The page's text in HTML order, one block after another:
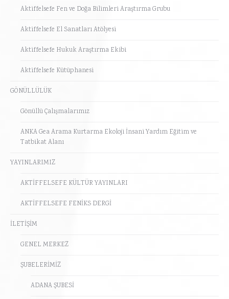
Aktiffelsefe Fen ve Doğa Bilimleri Araştırma Grubu
Aktiffelsefe El Sanatları Atölyesi
Aktiffelsefe Hukuk Araştırma Ekibi
Aktiffelsefe Kütüphanesi
GÖNÜLLÜLÜK
Gönüllü Çalışmalarımız
ANKA Gea Arama Kurtarma Ekoloji İnsani Yardım Eğitim ve
Tatbikat Alanı
YAYINLARIMIZ
AKTİFFELSEFE KÜLTÜR YAYINLARI
AKTİFFELSEFE FENİKS DERGİ
İLETİŞİM
GENEL MERKEZ
ŞUBELERİMİZ
ADANA ŞUBESİ